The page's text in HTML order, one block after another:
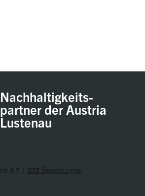
Nachhaltigkeits-
partner der Austria
Lustenau